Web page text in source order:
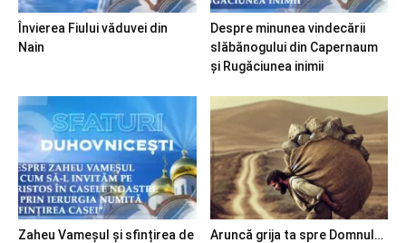
Învierea Fiului văduvei din
Nain
Despre minunea vindecării
slăbănogului din Capernaum
și Rugăciunea inimii
Zaheu Vameșul și sfințirea de
Aruncă grija ta spre Domnul…